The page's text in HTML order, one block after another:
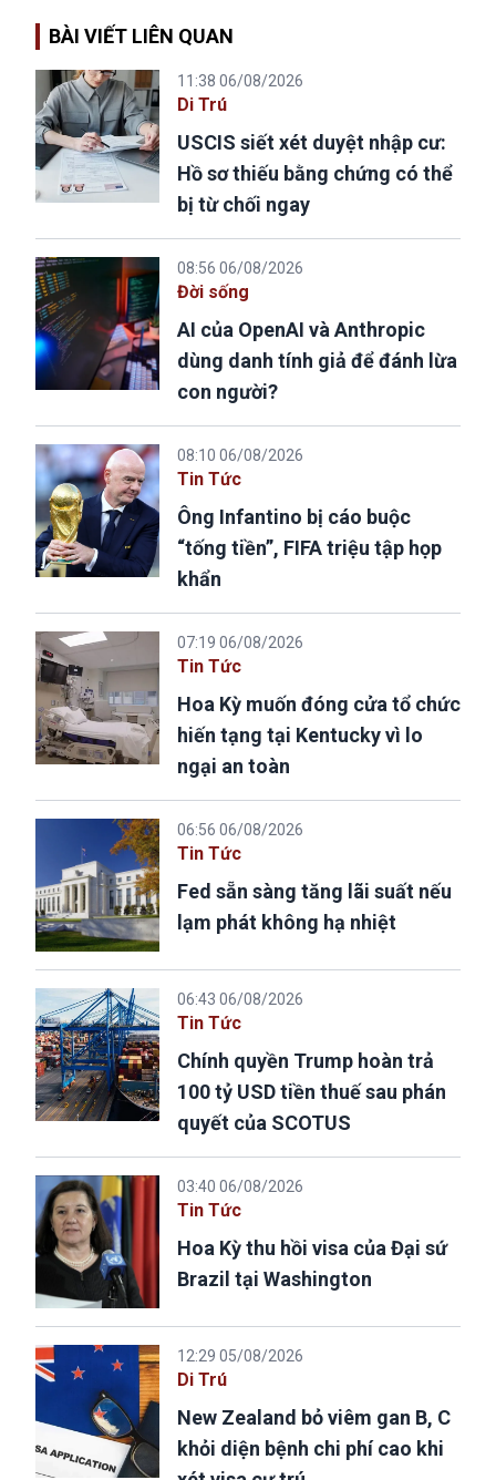
BÀI VIẾT LIÊN QUAN
11:38 06/08/2026
Di Trú
USCIS siết xét duyệt nhập cư:
Hồ sơ thiếu bằng chứng có thể
bị từ chối ngay
08:56 06/08/2026
Đời sống
AI của OpenAI và Anthropic
dùng danh tính giả để đánh lừa
con người?
08:10 06/08/2026
Tin Tức
Ông Infantino bị cáo buộc
“tống tiền”, FIFA triệu tập họp
khẩn
07:19 06/08/2026
Tin Tức
Hoa Kỳ muốn đóng cửa tổ chức
hiến tạng tại Kentucky vì lo
ngại an toàn
06:56 06/08/2026
Tin Tức
Fed sẵn sàng tăng lãi suất nếu
lạm phát không hạ nhiệt
06:43 06/08/2026
Tin Tức
Chính quyền Trump hoàn trả
100 tỷ USD tiền thuế sau phán
quyết của SCOTUS
03:40 06/08/2026
Tin Tức
Hoa Kỳ thu hồi visa của Đại sứ
Brazil tại Washington
12:29 05/08/2026
Di Trú
New Zealand bỏ viêm gan B, C
khỏi diện bệnh chi phí cao khi